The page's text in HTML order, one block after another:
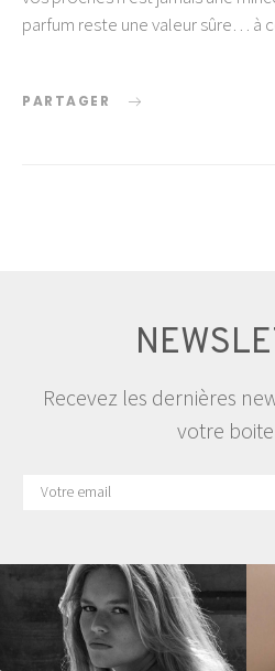
parfum reste une valeur sûre… à
PARTAGER
Recevez les dernières
votre